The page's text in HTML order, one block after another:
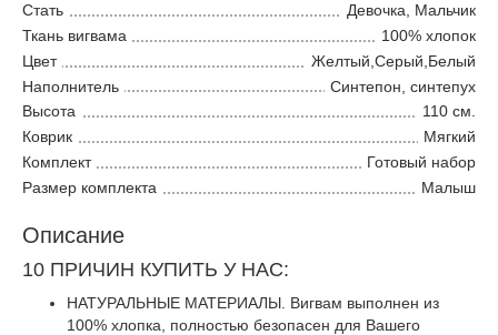
Стать
Девочка, Мальчик
Ткань вигвама
100% хлопок
Цвет
Желтый,Серый,Белый
Наполнитель
Синтепон, синтепух
Высота
110 см.
Коврик
Мягкий
Комплект
Готовый набор
Размер комплекта
Малыш
Описание
10 ПРИЧИН КУПИТЬ У НАС:
НАТУРАЛЬНЫЕ МАТЕРИАЛЫ. Вигвам выполнен из
100% хлопка, полностью безопасен для Вашего